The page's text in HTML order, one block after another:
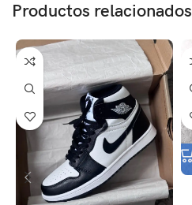
Productos relacionados